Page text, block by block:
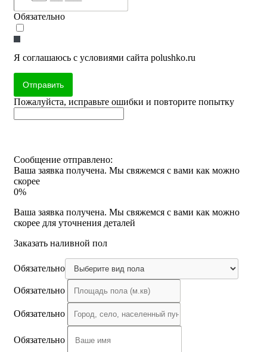
Обязательно
Я соглашаюсь с условиями сайта polushko.ru
Отправить
Пожалуйста, исправьте ошибки и повторите попытку
Сообщение отправлено:
Ваша заявка получена. Мы свяжемся с вами как можно
скорее
0%
Ваша заявка получена. Мы свяжемся с вами как можно
скорее для уточнения деталей
Заказать наливной пол
Обязательно
Обязательно
Обязательно
Обязательно